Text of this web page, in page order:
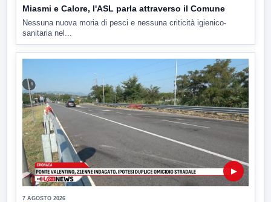
Miasmi e Calore, l'ASL parla attraverso il Comune
Nessuna nuova moria di pesci e nessuna criticità igienico-
sanitaria nel...
▶
7 AGOSTO 2026